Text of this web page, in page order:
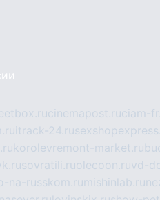
cinemapost.ruciam-
itrack-24.ru
korolevremont-market.ru
sovratili.ruolecoon.ruvd-
na-russkom.ru mishinlab.ru